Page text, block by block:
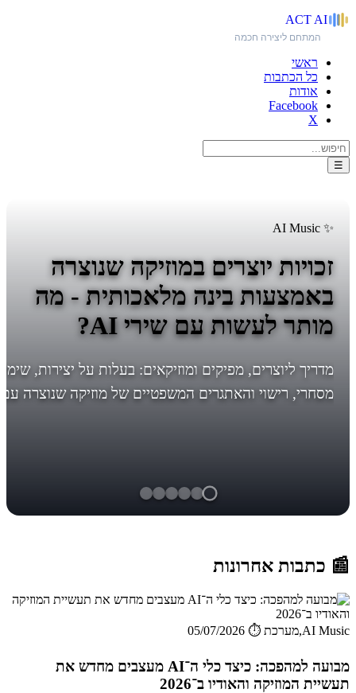
ACT AI
המתחם ליצירה חכמה
ראשי
כל הכתבות
אודות
Facebook
X
☰
✨ AI Music
זכויות יוצרים במוזיקה שנוצרה
באמצעות בינה מלאכותית - מה
מותר לעשות עם שירי AI?
מדריך ליוצרים, מפיקים ומוזיקאים: בעלות על יצירות,
מסחרי, רישוי והאתגרים המשפטיים של מוזיקה שנוצרה עם
📰 כתבות אחרונות
AI Music,מערכת ⏱️ 05/07/2026
מבועה למהפכה: כיצד כלי ה־AI מעצבים מחדש את
תעשיית המוזיקה והאודיו ב־2026